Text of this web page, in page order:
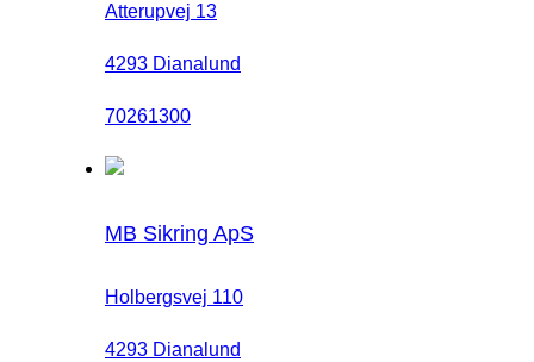
Atterupvej 13
4293 Dianalund
70261300
MB Sikring ApS
Holbergsvej 110
4293 Dianalund